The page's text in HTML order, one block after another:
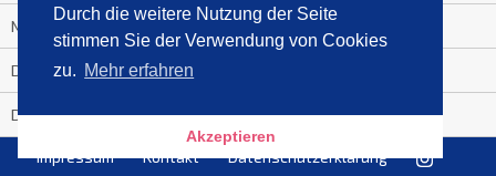
Durch die weitere Nutzung der Seite
stimmen Sie der Verwendung von Cookies
zu. Mehr erfahren
Akzeptieren
Medienquiz:
Deutschlands Jahrescharts 2018
Die TV-Quotenkönige 2018
KNV und Media Control verlängern vorzeitig Zusammenarbeit
Impressum Kontakt Datenschutzerklärung